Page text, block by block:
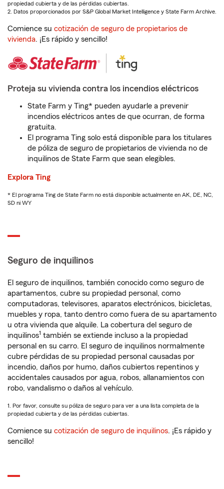
propiedad cubierta y de las pérdidas cubiertas.
2. Datos proporcionados por S&P Global Market Intelligence y State Farm Archive.
Comience su cotización de seguro de propietarios de
vivienda. ¡Es rápido y sencillo!
Proteja su vivienda contra los incendios eléctricos
State Farm y Ting* pueden ayudarle a prevenir
incendios eléctricos antes de que ocurran, de forma
gratuita.
El programa Ting solo está disponible para los titulares
de póliza de seguro de propietarios de vivienda no de
inquilinos de State Farm que sean elegibles.
Explora Ting
* El programa Ting de State Farm no está disponible actualmente en AK, DE, NC,
SD ni WY
Seguro de inquilinos
El seguro de inquilinos, también conocido como seguro de
apartamentos, cubre su propiedad personal, como
computadoras, televisores, aparatos electrónicos, bicicletas,
muebles y ropa, tanto dentro como fuera de su apartamento
u otra vivienda que alquile. La cobertura del seguro de
inquilinos1 también se extiende incluso a la propiedad
personal en su carro. El seguro de inquilinos normalmente
cubre pérdidas de su propiedad personal causadas por
incendio, daños por humo, daños cubiertos repentinos y
accidentales causados por agua, robos, allanamientos con
robo, vandalismo o daños al vehículo.
1. Por favor, consulte su póliza de seguro para ver a una lista completa de la
propiedad cubierta y de las pérdidas cubiertas.
Comience su cotización de seguro de inquilinos. ¡Es rápido y
sencillo!